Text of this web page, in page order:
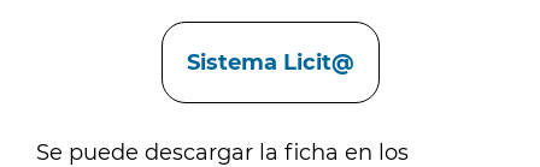
Sistema Licit@
Se puede descargar la ficha en los